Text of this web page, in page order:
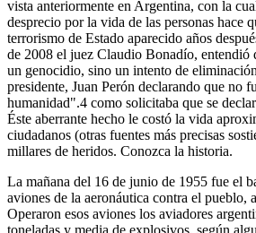
vista anteriormente en Argentina, con la
desprecio por la vida de las personas hace
terrorismo de Estado aparecido años
de 2008 el juez Claudio Bonadío, entendió
un genocidio, sino un intento de
presidente, Juan Perón declarando que no
humanidad".4 como solicitaba que se
Éste aberrante hecho le costó la vida
ciudadanos (otras fuentes más precisas
millares de heridos. Conozca la historia.
La mañana del 16 de junio de 1955 fue el
aviones de la aeronáutica contra el pueblo,
Operaron esos aviones los aviadores
toneladas y media de explosivos, según